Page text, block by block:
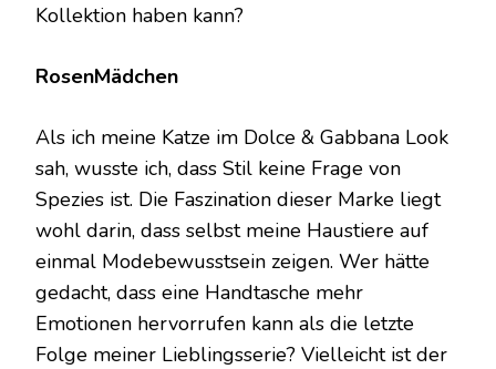
Kollektion haben kann?
RosenMädchen
Als ich meine Katze im Dolce & Gabbana Look
sah, wusste ich, dass Stil keine Frage von
Spezies ist. Die Faszination dieser Marke liegt
wohl darin, dass selbst meine Haustiere auf
einmal Modebewusstsein zeigen. Wer hätte
gedacht, dass eine Handtasche mehr
Emotionen hervorrufen kann als die letzte
Folge meiner Lieblingsserie? Vielleicht ist der